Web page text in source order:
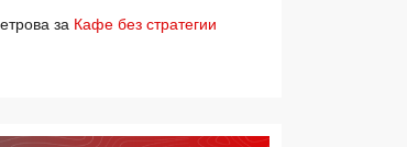
за Кафе без стратегии